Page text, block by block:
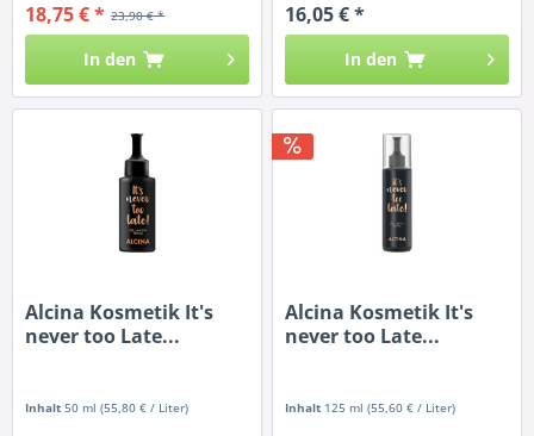
23,90 € *
18,75 € *
In den
16,05 € *
In den
Alcina Kosmetik It's
never too Late...
Inhalt50 ml(55,80 € / Liter)
Alcina Kosmetik It's
never too Late...
Inhalt 125 ml(55,60 € / Liter)